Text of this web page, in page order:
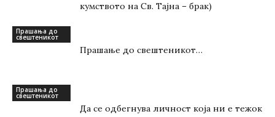
кумството на Св. Тајна – брак)
Прашања до
свештеникот
Прашање до свештеникот…
Прашања до
свештеникот
Да се одбегнува личност која ни е тежок